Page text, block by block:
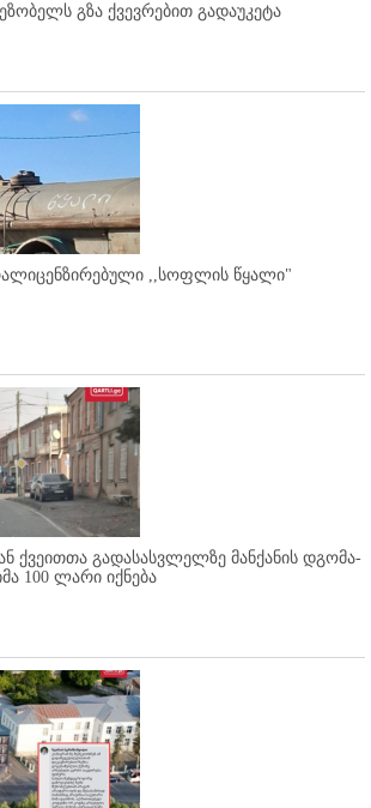
გზა ქვევრებით გადაუკეტა
,,სოფლის წყალი"
ქვეითთა გადასასვლელზე მანქანის დგომა-
100 ლარი იქნება